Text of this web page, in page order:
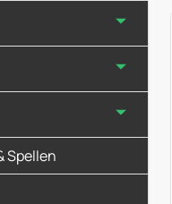
Spellen